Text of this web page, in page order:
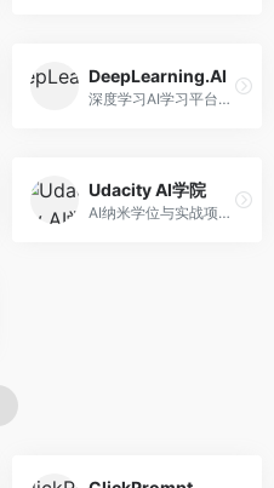
DeepLearning.AI
深度学习AI学习平台，由吴恩达创立。面向AI学习者，提供深度学习专项课程、AI新闻、技术社区等资源，课程质量权威。
Udacity AI学院
AI纳米学位与实战项目平台，专注于职业导向学习。面向AI从业者，提供机器学习、深度学习、计算机视觉等纳米学位，项目实战性强。